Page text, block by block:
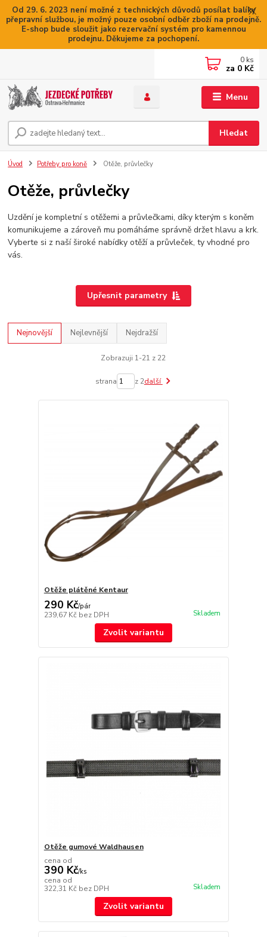
Od 29. 6. 2023 není možné z technických důvodů posílat balíky
přepravní službou, je možný pouze osobní odběr zboží na prodejně.
E-shop bude sloužit jako rezervační systém pro kamennou
prodejnu. Děkujeme za pochopení.
Menu
Hledat
0 ks
za 0 Kč
Úvod Potřeby pro koně Otěže, průvlečky
Otěže, průvlečky
Uzdění je kompletní s otěžemi a průvlečkami, díky kterým s koněm
komunikujeme a zároveň mu pomáháme správně držet hlavu a krk.
Vyberte si z naší široké nabídky otěží a průvleček, ty vhodné pro
vás.
Upřesnit parametry
Nejnovější Nejlevnější Nejdražší
Zobrazuji 1-21 z 22
strana z 2další
Otěže plátěné Kentaur
290 Kč/pár
239,67 Kč bez DPH Skladem
Zvolit variantu
Otěže gumové Waldhausen
cena od
390 Kč/ks
cena od
322,31 Kč bez DPH Skladem
Zvolit variantu